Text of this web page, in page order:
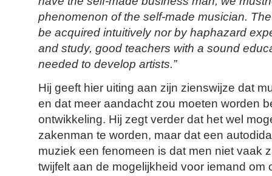
phenomenon of the self-made musician.
be acquired intuitively nor by haphazard
and study, good teachers with a sound
needed to develop artists.”
Hij geeft hier uiting aan zijn zienswijze dat
en dat meer aandacht zou moeten worden
ontwikkeling. Hij zegt verder dat het wel
zakenman te worden, maar dat een
muziek een fenomeen is dat men niet vaak
twijfelt aan de mogelijkheid voor iemand om